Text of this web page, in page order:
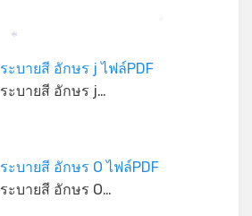
ระบายสี อักษร j ไฟล์PDF
ระบายสี อักษร j…
ระบายสี อักษร O ไฟล์PDF
ระบายสี อักษร O…